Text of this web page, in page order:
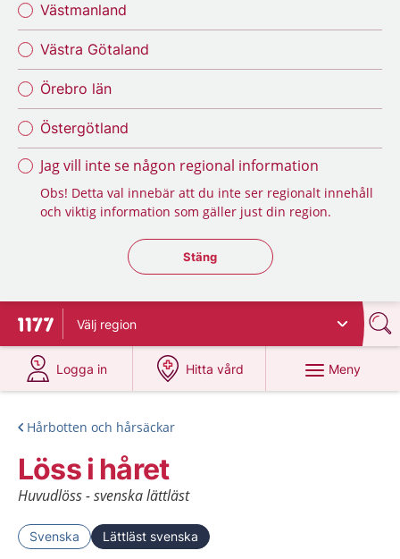
Västmanland
Västra Götaland
Örebro län
Östergötland
Jag vill inte se någon regional information
Obs! Detta val innebär att du inte ser regionalt innehåll
och viktig information som gäller just din region.
Stäng regionsväljaren
Stäng
Till startsidan för 1177
Välj region
Logga in
på 1177.se
Hitta vård
på 1177.se
Meny
Hårbotten och hårsäckar
Löss i håret
Huvudlöss - svenska lättläst
Svenska Lättläst svenska